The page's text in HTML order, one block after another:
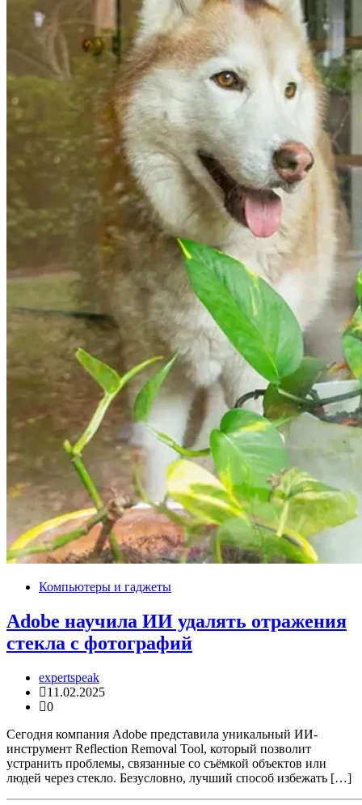
Компьютеры и гаджеты
Adobe научила ИИ удалять отражения
стекла с фотографий
expertspeak
11.02.2025
0
Сегодня компания Adobe представила уникальный ИИ-
инструмент Reflection Removal Tool, который позволит
устранить проблемы, связанные со съёмкой объектов или
людей через стекло. Безусловно, лучший способ избежать […]